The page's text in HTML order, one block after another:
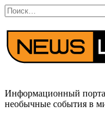
Перейти
к
содержанию
Search
for:
Информационный
необычные события в